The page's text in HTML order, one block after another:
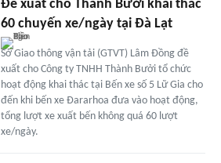
Đề xuất cho Thành Bưởi khai thác
60 chuyến xe/ngày tại Đà Lạt
Sở Giao thông vận tải (GTVT) Lâm Đồng đề
xuất cho Công ty TNHH Thành Bưởi tổ chức
hoạt động khai thác tại Bến xe số 5 Lữ Gia cho
đến khi bến xe Đararhoa đưa vào hoạt động,
tổng lượt xe xuất bến không quá 60 lượt
xe/ngày.